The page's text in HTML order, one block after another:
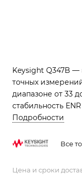
Keysight Q347B
точных
диапазоне от 33
стабильность
надёжные
Подробности
Все
Цена и сроки